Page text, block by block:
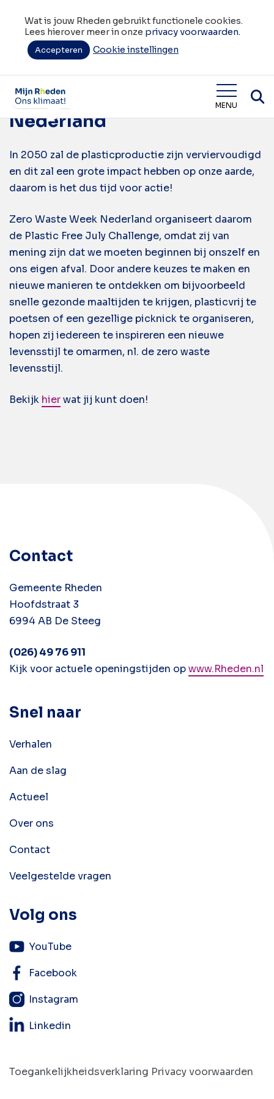
Wat is jouw Rheden gebruikt functionele cookies.
Lees hierover meer in onze privacy voorwaarden.
Accepteren Cookie instellingen
Wat is jouw Rheden MENU
Tag:impact
Zero Waste Week
Nederland
In 2050 zal de plasticproductie zijn verviervoudigd
en dit zal een grote impact hebben op onze aarde,
daarom is het dus tijd voor actie!
Zero Waste Week Nederland organiseert daarom
de Plastic Free July Challenge, omdat zij van
mening zijn dat we moeten beginnen bij onszelf en
ons eigen afval. Door andere keuzes te maken en
nieuwe manieren te ontdekken om bijvoorbeeld
snelle gezonde maaltijden te krijgen, plasticvrij te
poetsen of een gezellige picknick te organiseren,
hopen zij iedereen te inspireren een nieuwe
levensstijl te omarmen, nl. de zero waste
levensstijl.
Bekijk hierwat jij kunt doen!
Contact
Gemeente Rheden
Hoofdstraat 3
6994 AB De Steeg
(026) 49 76 911
Kijk voor actuele openingstijden opwww.Rheden.nl
Snel naar
Verhalen
Aan de slag
Actueel
Over ons
Contact
Veelgestelde vragen
Volg ons
YouTube
Facebook
Instagram
Linkedin
Toegankelijkheidsverklaring Privacy voorwaarden